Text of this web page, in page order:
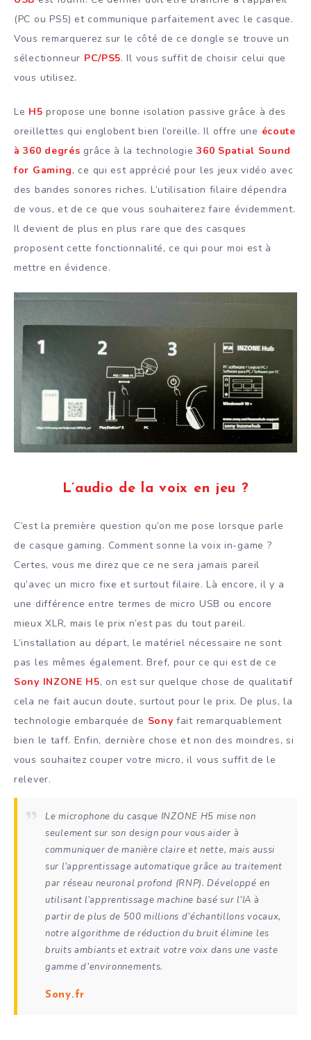
(PC ou PS5) et communique parfaitement avec le casque.
Vous remarquerez sur le côté de ce dongle se trouve un
sélectionneur PC/PS5. Il vous suffit de choisir celui que
vous utilisez.
Le H5propose une bonne isolation passive grâce à des
oreillettes qui englobent bien l’oreille. Il offre une écoute
à 360 degrés grâce à la technologie 360 Spatial Sound
for Gaming, ce qui est apprécié pour les jeux vidéo avec
des bandes sonores riches. L’utilisation filaire dépendra
de vous, et de ce que vous souhaiterez faire évidemment.
Il devient de plus en plus rare que des casques
proposent cette fonctionnalité, ce qui pour moi est à
mettre en évidence.
L’audio de la voix en jeu ?
C’est la première question qu’on me pose lorsque parle
de casque gaming. Comment sonne la voix in-game ?
Certes, vous me direz que ce ne sera jamais pareil
qu’avec un micro fixe et surtout filaire. Là encore, il y a
une différence entre termes de micro USB ou encore
mieux XLR, mais le prix n’est pas du tout pareil.
L’installation au départ, le matériel nécessaire ne sont
pas les mêmes également. Bref, pour ce qui est de ce
Sony INZONE H5, on est sur quelque chose de qualitatif
cela ne fait aucun doute, surtout pour le prix. De plus, la
technologie embarquée de Sony fait remarquablement
bien le taff. Enfin, dernière chose et non des moindres, si
vous souhaitez couper votre micro, il vous suffit de le
relever.
Le microphone du casque INZONE H5 mise non
seulement sur son design pour vous aider à
communiquer de manière claire et nette, mais aussi
sur l’apprentissage automatique grâce au traitement
par réseau neuronal profond (RNP). Développé en
utilisant l’apprentissage machine basé sur l’IA à
partir de plus de 500 millions d’échantillons vocaux,
notre algorithme de réduction du bruit élimine les
bruits ambiants et extrait votre voix dans une vaste
gamme d’environnements.
Sony.fr